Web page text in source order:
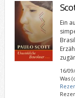
Ein
16/
Was